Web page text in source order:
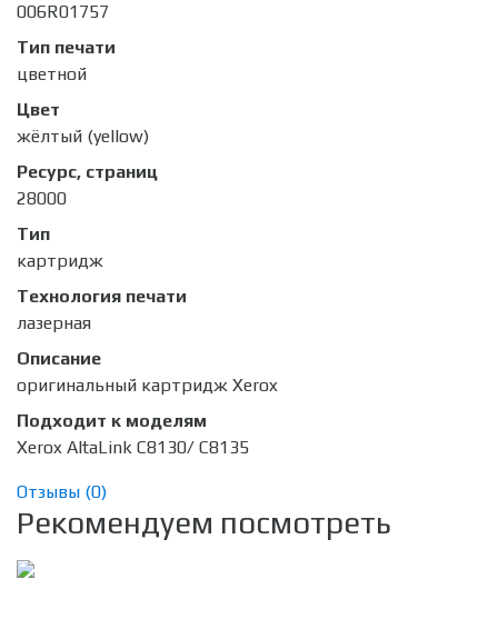
006R01757
Тип печати
цветной
Цвет
жёлтый (yellow)
Ресурс, страниц
28000
Тип
картридж
Технология печати
лазерная
Описание
оригинальный картридж Xerox
Подходит к моделям
Xerox AltaLink C8130/ C8135
Отзывы (0)
Рекомендуем посмотреть